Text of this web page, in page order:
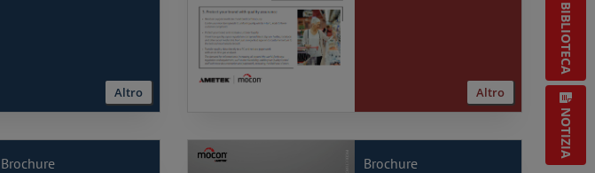
BIBLIOTECA
NOTIZIA
Altro Altro
Brochure Brochure